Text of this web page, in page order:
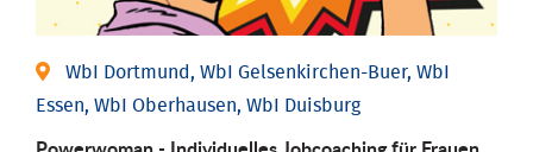
WbI Dortmund, WbI Gelsenkirchen-Buer, WbI
Essen, WbI Oberhausen, WbI Duisburg